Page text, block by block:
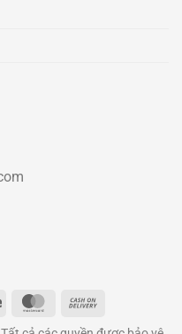
Stripe MasterCard